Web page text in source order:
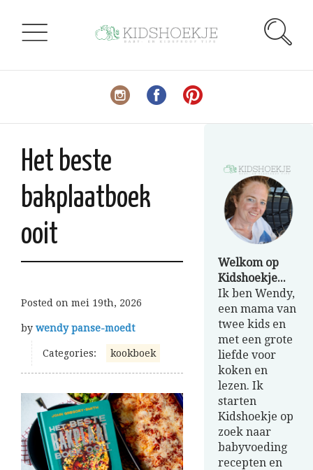
Het beste
bakplaatboek
ooit
Posted on mei 19th, 2026
by wendy panse-moedt
Categories: kookboek
Welkom op
Kidshoekje...
Ik ben Wendy,
een mama van
twee kids en
met een grote
liefde voor
koken en
lezen. Ik
starten
Kidshoekje op
zoek naar
babyvoeding
recepten en